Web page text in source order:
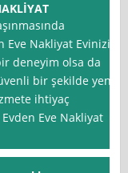
Eve Nakliyat Evinizi
deneyim olsa da
bir şekilde yeni
ihtiyaç
Eve Nakliyat